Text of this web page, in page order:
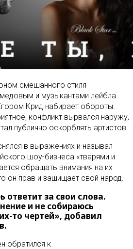
смешанного стиля
и музыкантами лейбла
Крид набирает обороты.
конфликт вырвался наружу,
публично оскорблять артистов.
в выражениях и называл
шоу-бизнеса «тварями и
обращать внимания на их
он прав и защищает свой народ.
ответит за свои слова.
и не собираюсь
то чертей», добавил
обратился к